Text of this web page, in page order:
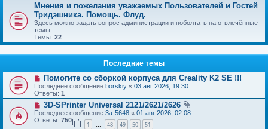
Мнения и пожелания уважаемых Пользователей и Гостей
Тридэшника. Помощь. Флуд.
Здесь можно задать вопрос администрации и поболтать на отвлечённые
темы
Темы: 22
Последние темы
Помогите со сборкой корпуса для Creality K2 SE !!!
Последнее сообщение borskiy « 03 авг 2026, 19:30
Ответы: 1
3D-SPrinter Universal 2121/2621/2626
Последнее сообщение 3a-5648 « 01 авг 2026, 02:08
Ответы: 750
1 … 48 49 50 51